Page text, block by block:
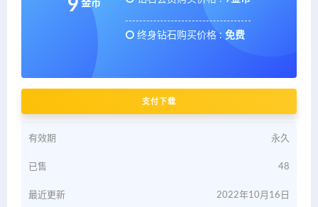
9 金币
终身钻石购买价格 : 免费
支付下载
有效期 永久
已售 48
最近更新 2022年10月16日